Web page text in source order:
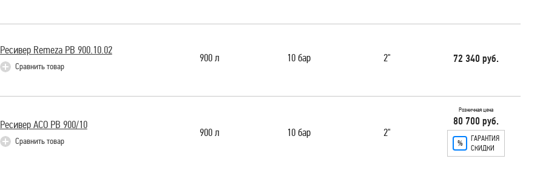
Ресивер Remeza РВ 900.10.02
Сравнить товар
900 л 10 бар 2" 72 340 руб.
Ресивер АСО РВ 900/10
Сравнить товар
900 л 10 бар 2"
Розничная цена
80 700 руб.
ГАРАНТИЯ
СКИДКИ